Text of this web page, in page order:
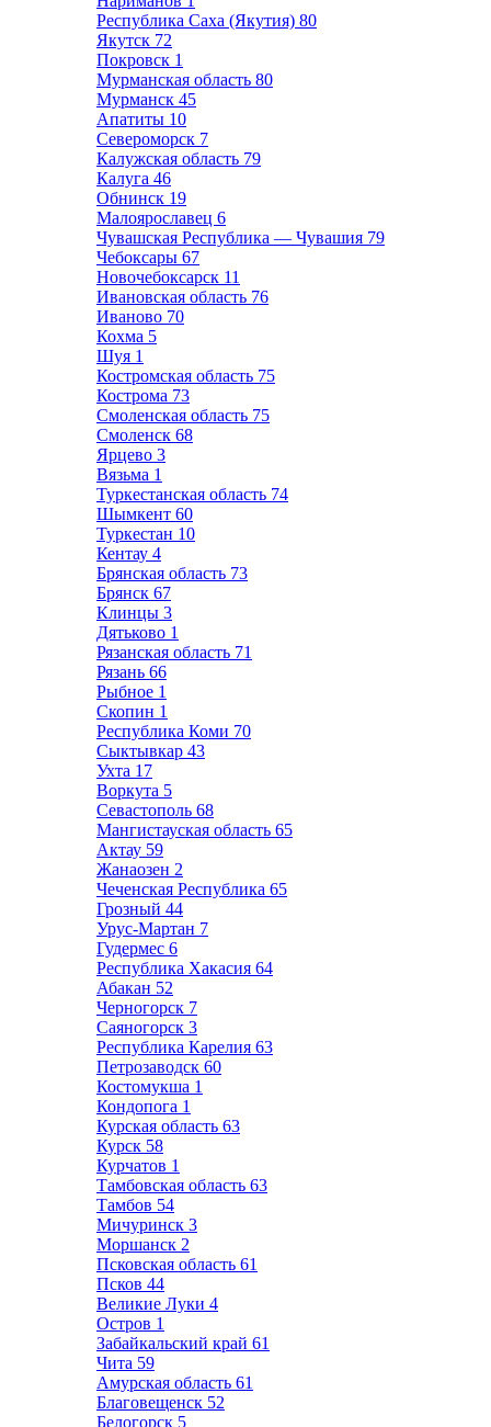
Республика Саха (Якутия) 80
Якутск 72
Покровск 1
Мурманская область 80
Мурманск 45
Апатиты 10
Североморск 7
Калужская область 79
Калуга 46
Обнинск 19
Малоярославец 6
Чувашская Республика — Чувашия 79
Чебоксары 67
Новочебоксарск 11
Ивановская область 76
Иваново 70
Кохма 5
Шуя 1
Костромская область 75
Кострома 73
Смоленская область 75
Смоленск 68
Ярцево 3
Вязьма 1
Туркестанская область 74
Шымкент 60
Туркестан 10
Кентау 4
Брянская область 73
Брянск 67
Клинцы 3
Дятьково 1
Рязанская область 71
Рязань 66
Рыбное 1
Скопин 1
Республика Коми 70
Сыктывкар 43
Ухта 17
Воркута 5
Севастополь 68
Мангистауская область 65
Актау 59
Жанаозен 2
Чеченская Республика 65
Грозный 44
Урус-Мартан 7
Гудермес 6
Республика Хакасия 64
Абакан 52
Черногорск 7
Саяногорск 3
Республика Карелия 63
Петрозаводск 60
Костомукша 1
Кондопога 1
Курская область 63
Курск 58
Курчатов 1
Тамбовская область 63
Тамбов 54
Мичуринск 3
Моршанск 2
Псковская область 61
Псков 44
Великие Луки 4
Остров 1
Забайкальский край 61
Чита 59
Амурская область 61
Благовещенск 52
Белогорск 5